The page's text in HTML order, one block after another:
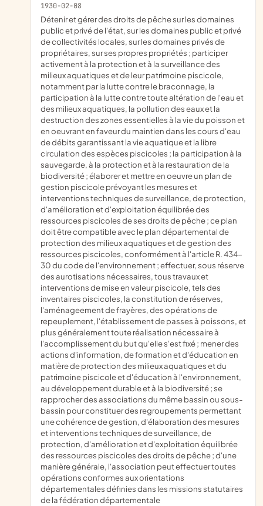
1930-02-08
détenir et gérer des droits de pêche sur les domaines
public et privé de l'état, sur les domaines public et privé
de collectivités locales, sur les domaines privés de
propriétaires, sur ses propres propriétés ; participer
activement à la protection et à la surveillance des
milieux aquatiques et de leur patrimoine piscicole,
notamment par la lutte contre le braconnage, la
participation à la lutte contre toute altération de l'eau et
des milieux aquatiques, la pollution des eaux et la
destruction des zones essentielles à la vie du poisson et
en oeuvrant en faveur du maintien dans les cours d'eau
de débits garantissant la vie aquatique et la libre
circulation des espèces piscicoles ; la participation à la
sauvegarde, à la protection et à la restauration de la
biodiversité ; élaborer et mettre en oeuvre un plan de
gestion piscicole prévoyant les mesures et
interventions techniques de surveillance, de protection,
d'amélioration et d'exploitation équilibrée des
ressources piscicoles de ses droits de pêche ; ce plan
doit être compatible avec le plan départemental de
protection des milieux aquatiques et de gestion des
ressources piscicoles, conformément à l'article R. 434-
30 du code de l'environnement ; effectuer, sous réserve
des aurotisations nécessaires, tous travaux et
interventions de mise en valeur piscicole, tels des
inventaires piscicoles, la constitution de réserves,
l'aménageement de frayères, des opérations de
repeuplement, l'établissement de passes à poissons, et
plus généralement toute réalisation nécessaire à
l'accomplissement du but qu'elle s'est fixé ; mener des
actions d'information, de formation et d'éducation en
matière de protection des milieux aquatiques et du
patrimoine piscicole et d'éducation à l'environnement,
au développement durable et à la biodiversité ; se
rapprocher des associations du même bassin ou sous-
bassin pour constituer des regroupements permettant
une cohérence de gestion, d'élaboration des mesures
et interventions techniques de surveillance, de
protection, d'amélioration et d'exploitation équilibrée
des ressources piscicoles des droits de pêche ; d'une
manière générale, l'association peut effectuer toutes
opérations conformes aux orientations
départementales définies dans les missions statutaires
de la fédération départementale